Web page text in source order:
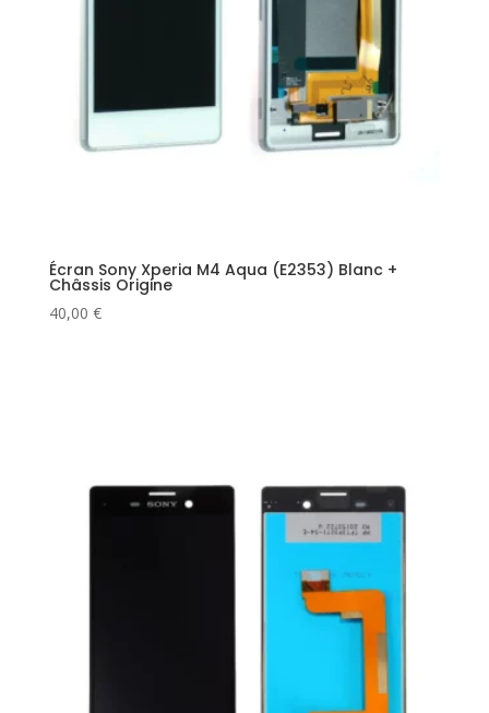
Écran Sony Xperia M4 Aqua (E2353) Blanc +
Châssis Origine
40,00 €